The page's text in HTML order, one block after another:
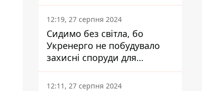
12:19, 27 серпня 2024
Сидимо без світла, бо
Укренерго не побудувало
захисні споруди для
енергетики - нардеп
Кучеренко
12:11, 27 серпня 2024